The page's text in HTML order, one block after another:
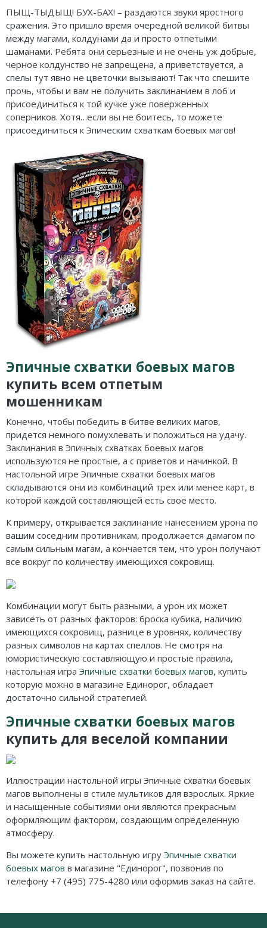
ПЫЩ-ТЫДЫЩ! БУХ-БАХ! – раздаются звуки яростного
сражения. Это пришло время очередной великой битвы
между магами, колдунами да и просто отпетыми
шаманами. Ребята они серьезные и не очень уж добрые,
черное колдунство не запрещена, а приветствуется, а
спелы тут явно не цветочки вызывают! Так что спешите
прочь, чтобы и вам не получить заклинанием в лоб и
присоединиться к той кучке уже поверженных
соперников. Хотя…если вы не боитесь, то можете
присоединиться к Эпическим схваткам боевых магов!
Эпичные схватки боевых магов
купить всем отпетым
мошенникам
Конечно, чтобы победить в битве великих магов,
придется немного помухлевать и положиться на удачу.
Заклинания в Эпичных схватках боевых магов
используются не простые, а с приветов и начинкой. В
настольной игре Эпичные схватки боевых магов
складываются они из комбинаций трех или менее карт, в
которой каждой составляющей есть свое место.
К примеру, открывается заклинание нанесением урона по
вашим соседним противникам, продолжается дамагом по
самым сильным магам, а кончается тем, что урон получают
все вокруг по количеству имеющихся сокровищ.
Комбинации могут быть разными, а урон их может
зависеть от разных факторов: броска кубика, наличию
имеющихся сокровищ, разнице в уровнях, количеству
разных символов на картах спеллов. Не смотря на
юмористическую составляющую и простые правила,
настольная игра Эпичные схватки боевых магов, купить
которую можно в магазине Единорог, обладает
достаточно сильной стратегией.
Эпичные схватки боевых магов
купить для веселой компании
Иллюстрации настольной игры Эпичные схватки боевых
магов выполнены в стиле мультиков для взрослых. Яркие
и насыщенные событиями они являются прекрасным
оформляющим фактором, создающим определенную
атмосферу.
Вы можете купить настольную игру Эпичные схватки
боевых магов в магазине "Единорог", позвонив по
телефону +7 (495) 775-4280 или оформив заказ на сайте.
Логические
Кооперативные
Стратегические
Приключения
Экономические
Тактические
Детективные
Игры-квесты
Викторины
Для взрослых (18+)
О мышах и тайнах
Эволюция
Зельеварение
Стиль Жизни
Crowd Games
Lavka Games
GaGa Games
Эврикус
Банда умников
Остальные серии
Пиксель Тактикс
Саграда